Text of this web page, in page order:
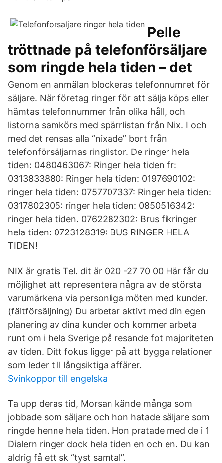
Pelle
tröttnade på telefonförsäljare
som ringde hela tiden – det
Genom en anmälan blockeras telefonnumret för
säljare. När företag ringer för att sälja köps eller
hämtas telefonnummer från olika håll, och
listorna samkörs med spärrlistan från Nix. I och
med det rensas alla “nixade” bort från
telefonförsäljarnas ringlistor. De ringer hela
tiden: 0480463067: Ringer hela tiden fr:
0313833880: Ringer hela tiden: 0197690102:
ringer hela tiden: 0757707337: Ringer hela tiden:
0317802305: ringer hela tiden: 0850516342:
ringer hela tiden. 0762282302: Brus fikringer
hela tiden: 0723128319: BUS RINGER HELA
TIDEN!
NIX är gratis Tel. dit är 020 -27 70 00 Här får du
möjlighet att representera några av de största
varumärkena via personliga möten med kunder.
(fältförsäljning) Du arbetar aktivt med din egen
planering av dina kunder och kommer arbeta
runt om i hela Sverige på resande fot majoriteten
av tiden. Ditt fokus ligger på att bygga relationer
som leder till långsiktiga affärer.
Svinkoppor till engelska
Ta upp deras tid, Morsan kände många som
jobbade som säljare och hon hatade säljare som
ringde henne hela tiden. Hon pratade med de i 1
Dialern ringer dock hela tiden en och en. Du kan
aldrig få ett sk “tyst samtal”.